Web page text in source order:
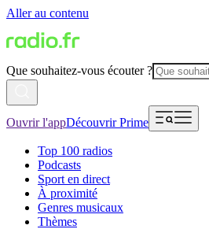
Aller au contenu
Que souhaitez-vous écouter ?
Ouvrir l'appDécouvrir Prime
Top 100 radios
Podcasts
Sport en direct
À proximité
Genres musicaux
Thèmes